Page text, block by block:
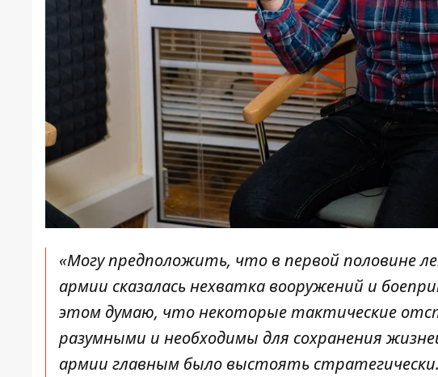
«Могу предположить, что в первой половине
армии сказалась нехватка вооружений и
этом думаю, что некоторые тактические
разумными и необходимы для сохранения
армии главным было выстоять